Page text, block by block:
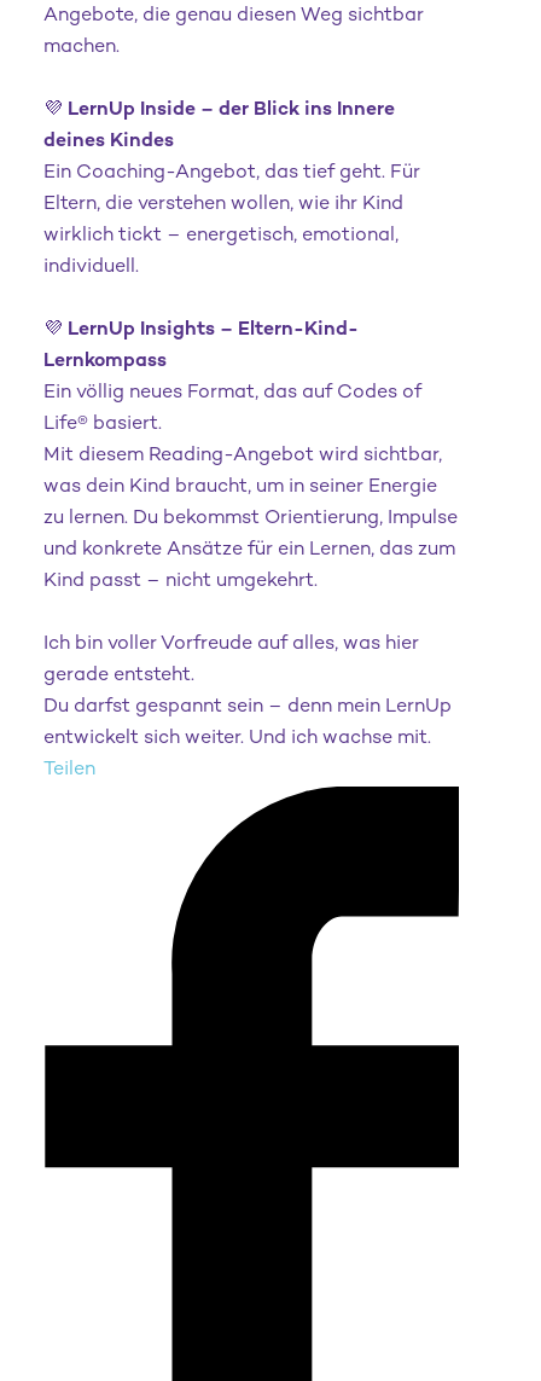
Angebote, die genau diesen Weg sichtbar
machen.
💜 LernUp Inside – der Blick ins Innere
deines Kindes
Ein Coaching-Angebot, das tief geht. Für
Eltern, die verstehen wollen, wie ihr Kind
wirklich tickt – energetisch, emotional,
individuell.
💜 LernUp Insights – Eltern-Kind-
Lernkompass
Ein völlig neues Format, das auf Codes of
Life® basiert.
Mit diesem Reading-Angebot wird sichtbar,
was dein Kind braucht, um in seiner Energie
zu lernen. Du bekommst Orientierung, Impulse
und konkrete Ansätze für ein Lernen, das zum
Kind passt – nicht umgekehrt.
Ich bin voller Vorfreude auf alles, was hier
gerade entsteht.
Du darfst gespannt sein – denn mein LernUp
entwickelt sich weiter. Und ich wachse mit.
Teilen